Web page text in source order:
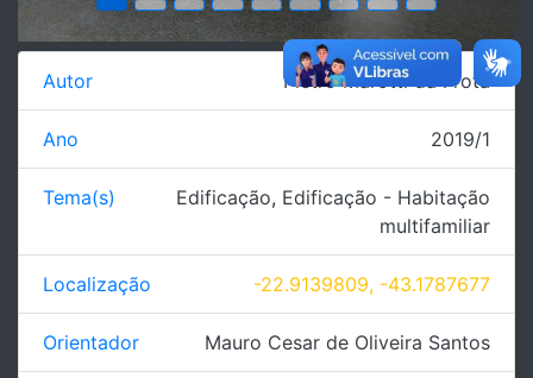
Autor Pietro Marotti da Frota
Ano 2019/1
Tema(s) Edificação, Edificação - Habitação
multifamiliar
Localização -22.9139809, -43.1787677
Orientador Mauro Cesar de Oliveira Santos